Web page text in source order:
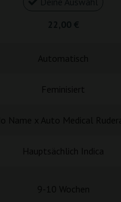
Feminisiert
Hauptsächlich Indica